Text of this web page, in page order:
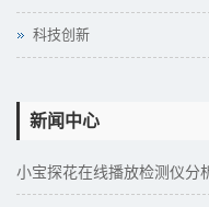
科技创新
新闻中心
小宝探花在线播放检测仪分